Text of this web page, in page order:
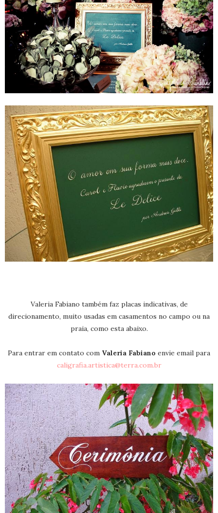
Valeria Fabiano também faz placas indicativas, de
direcionamento, muito usadas em casamentos no campo ou na
praia, como esta abaixo.
Para entrar em contato com Valeria Fabiano envie email para
caligrafia.artistica@terra.com.br